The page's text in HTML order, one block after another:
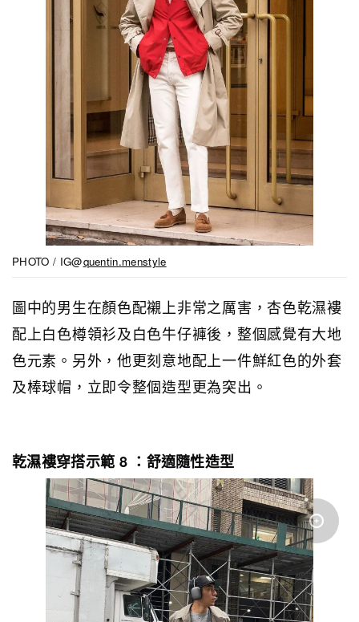
PHOTO / IG@quentin.menstyle
圖中的男生在顏色配襯上非常之厲害，杏色乾濕褸
配上白色樽領衫及白色牛仔褲後，整個感覺有大地
色元素。另外，他更刻意地配上一件鮮紅色的外套
及棒球帽，立即令整個造型更為突出。
乾濕褸穿搭示範 8 ：舒適隨性造型